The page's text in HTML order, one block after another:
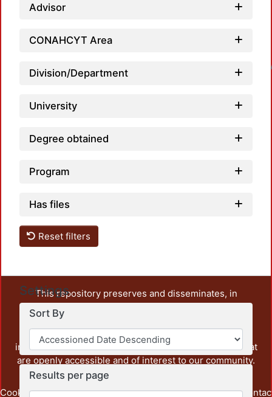
Advisor
CONAHCYT Area
Division/Department
University
Degree obtained
Program
Has files
Reset filters
Settings
Sort By
Results per page
This repository preserves and disseminates, in
unrestricted open access, the teaching and research
output of UAM Azcapotzalco. It also includes some
administrative and graphic documents from the
institution, as well as content from other institutions that
are openly accessible and of interest to our community.
Cookie Privacy End User Send